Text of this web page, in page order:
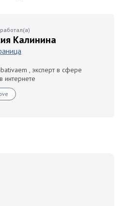
Калинина
, эксперт в сфере
интернете